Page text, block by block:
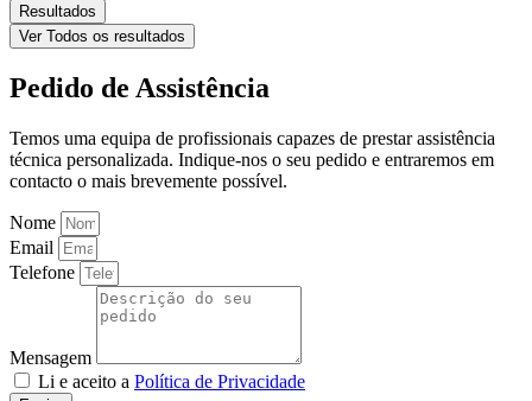
Resultados
Ver Todos os resultados
Pedido de Assistência
Temos uma equipa de profissionais capazes de prestar assistência
técnica personalizada. Indique-nos o seu pedido e entraremos em
contacto o mais brevemente possível.
Nome
Email
Telefone
Mensagem
Li e aceito a Política de Privacidade